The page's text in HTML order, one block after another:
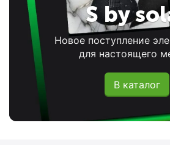
S by
Новое поступление
для настоящего
В каталог